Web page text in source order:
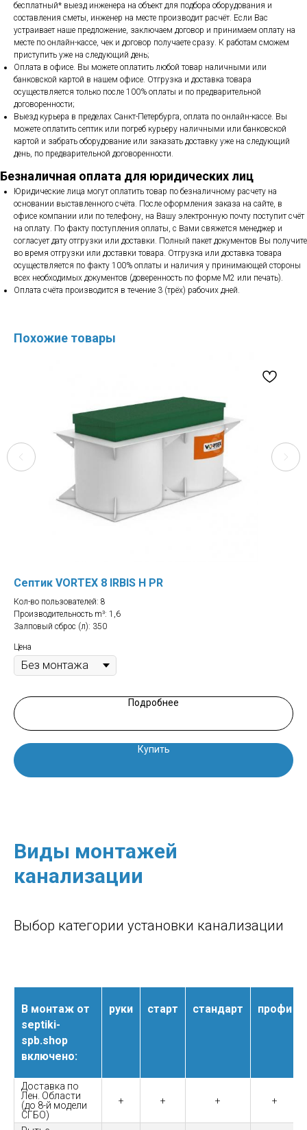
бесплатный* выезд инженера на объект для подбора оборудования и
составления сметы, инженер на месте производит расчёт. Если Вас
устраивает наше предложение, заключаем договор и принимаем оплату на
месте по онлайн-кассе, чек и договор получаете сразу. К работам сможем
приступить уже на следующий день;
Оплата в офисе. Вы можете оплатить любой товар наличными или
банковской картой в нашем офисе. Отгрузка и доставка товара
осуществляется только после 100% оплаты и по предварительной
договоренности;
Выезд курьера в пределах Санкт-Петербурга, оплата по онлайн-кассе. Вы
можете оплатить септик или погреб курьеру наличными или банковской
картой и забрать оборудование или заказать доставку уже на следующий
день, по предварительной договоренности.
Безналичная оплата для юридических лиц
Юридические лица могут оплатить товар по безналичному расчету на
основании выставленного счёта. После оформления заказа на сайте, в
офисе компании или по телефону, на Вашу электронную почту поступит счёт
на оплату. По факту поступления оплаты, с Вами свяжется менеджер и
согласует дату отгрузки или доставки. Полный пакет документов Вы получите
во время отгрузки или доставки товара. Отгрузка или доставка товара
осуществляется по факту 100% оплаты и наличия у принимающей стороны
всех необходимых документов (доверенность по форме М2 или печать).
Оплата счёта производится в течение 3 (трёх) рабочих дней.
Похожие товары
Септик VORTEX 8 IRBIS H PR
Кол-во пользователей: 8
Производительность m³: 1,6
Залповый сброс (л): 350
Цена
Подробнее
Купить
Виды монтажей
канализации
Выбор категории установки канализации
В монтаж от
septiki-
spb.shop
включено:
руки старт стандарт профи
Доставка по
Лен. Области
(до 8-й модели
СГБО)
+ + + +